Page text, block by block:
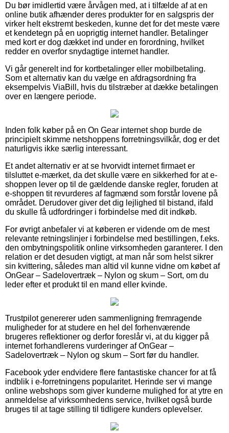
Du bør imidlertid være årvågen med, at i tilfælde af at en
online butik afhænder deres produkter for en salgspris der
virker helt ekstremt beskeden, kunne det for det meste være
et kendetegn på en uoprigtig internet handler. Betalinger
med kort er dog dækket ind under en forordning, hvilket
redder en overfor snydagtige internet handler.
Vi går generelt ind for kortbetalinger eller mobilbetaling.
Som et alternativ kan du vælge en afdragsordning fra
eksempelvis ViaBill, hvis du tilstræber at dække betalingen
over en længere periode.
Inden folk køber på en On Gear internet shop burde de
principielt skimme netshoppens forretningsvilkår, dog er det
naturligvis ikke særlig interessant.
Et andet alternativ er at se hvorvidt internet firmaet er
tilsluttet e-mærket, da det skulle være en sikkerhed for at e-
shoppen lever op til de gældende danske regler, foruden at
e-shoppen tit revurderes af fagmænd som forstår lovene på
området. Derudover giver det dig lejlighed til bistand, ifald
du skulle få udfordringer i forbindelse med dit indkøb.
For øvrigt anbefaler vi at køberen er vidende om de mest
relevante retningslinjer i forbindelse med bestillingen, f.eks.
den ombytningspolitik online virksomheden garanterer. I den
relation er det desuden vigtigt, at man når som helst sikrer
sin kvittering, således man altid vil kunne vidne om købet af
OnGear – Sadelovertræk – Nylon og skum – Sort, om du
leder efter et produkt til en mand eller kvinde.
Trustpilot genererer uden sammenligning fremragende
muligheder for at studere en hel del forhenværende
brugeres reflektioner og derfor foreslår vi, at du kigger på
internet forhandlerens vurderinger af OnGear –
Sadelovertræk – Nylon og skum – Sort før du handler.
Facebook yder endvidere flere fantastiske chancer for at få
indblik i e-forretningens popularitet. Herinde ser vi mange
online webshops som giver kunderne mulighed for at ytre en
anmeldelse af virksomhedens service, hvilket også burde
bruges til at tage stilling til tidligere kunders oplevelser.